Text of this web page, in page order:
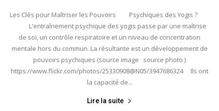
Les Clés pour Maîtriser les Pouvoirs Psychiques des Yogis ?
L'entraînement psychique des yogis passe par une maîtrise
de soi, un contrôle respiratoire et un niveau de concentration
mentale hors du commun. La résultante est un développement de
pouvoirs psychiques (source image source photo )
https://www.flickr.com/photos/25330908@N05/3947686324 Ils ont
la capacité de...
Lire la suite